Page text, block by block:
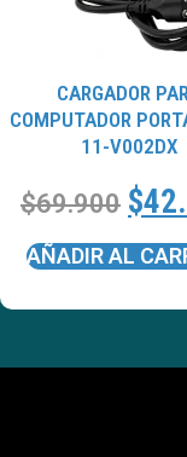
CARGADOR
COMPUTADOR
11-V002DX
$69.900 $
AÑADIR AL